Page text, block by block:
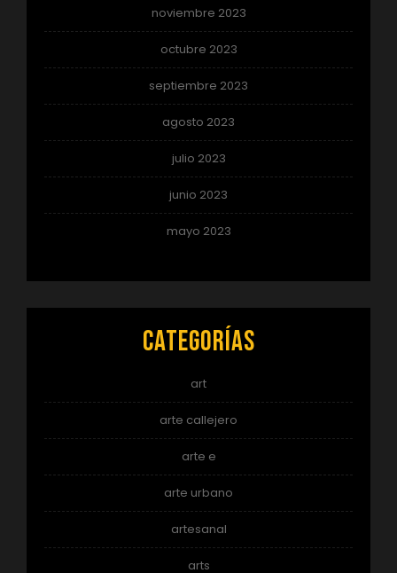
noviembre 2023
octubre 2023
septiembre 2023
agosto 2023
julio 2023
junio 2023
mayo 2023
Categorías
art
arte callejero
arte e
arte urbano
artesanal
arts